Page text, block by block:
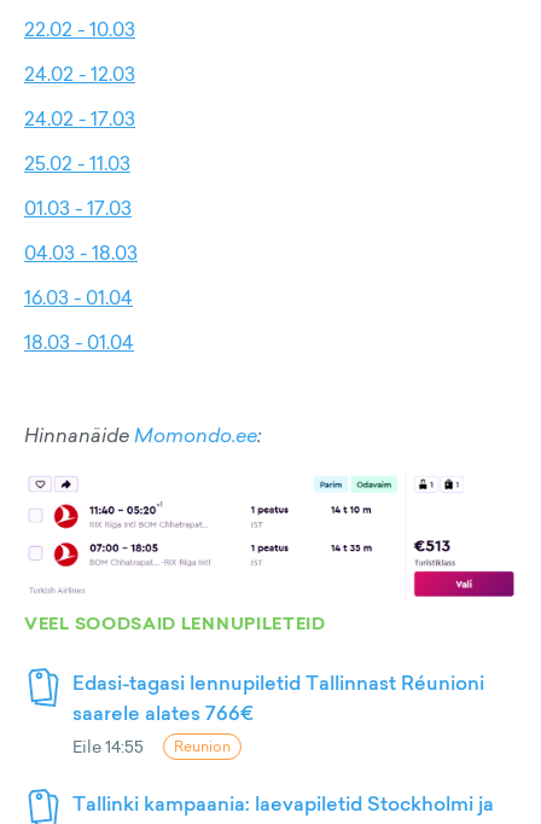
22.02 - 10.03
24.02 - 12.03
24.02 - 17.03
25.02 - 11.03
01.03 - 17.03
04.03 - 18.03
16.03 - 01.04
18.03 - 01.04
HinnanäideMomondo.ee:
VEEL SOODSAID LENNUPILETEID
Edasi-tagasi lennupiletid Tallinnast Réunioni
saarele alates 766€
Eile 14:55 Reunion
Tallinki kampaania: laevapiletid Stockholmi ja